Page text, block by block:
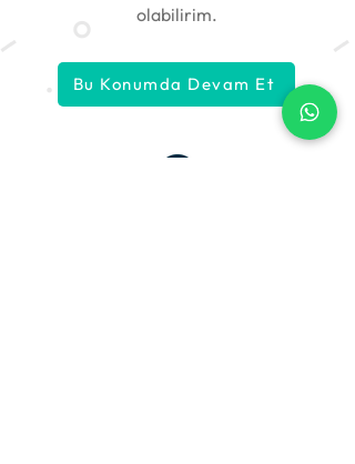
olabilirim.
Bu Konumda Devam Et